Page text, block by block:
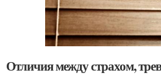
Отличия между страхом,